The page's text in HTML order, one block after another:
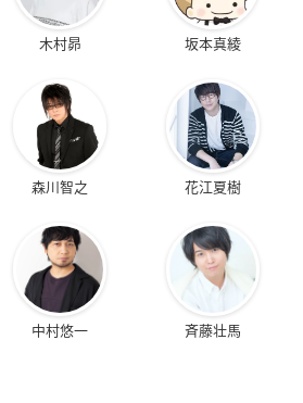
木村昴 坂本真綾
森川智之 花江夏樹
中村悠一 斉藤壮馬